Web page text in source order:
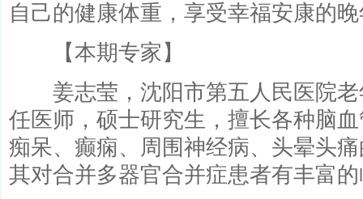
自己的健康体重，享受幸福安康的
【本期专家】
姜志莹，沈阳市第五人民医院老
任医师，硕士研究生，擅长各种脑
痴呆、癫痫、周围神经病、头晕头
其对合并多器官合并症患者有丰富